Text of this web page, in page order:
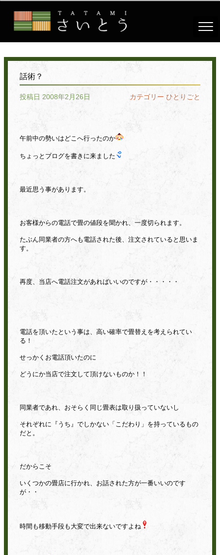
話術？
投稿日 2008年2月26日 カテゴリー ひとりごと
午前中の勢いはどこへ行ったのか
ちょっとブログを書きに来ました
最近思う事があります。
お客様からの電話で畳の値段を聞かれ、一度切られます。
たぶん同業者の方へも電話された後、注文されていると思いま
す。
再度、当店へ電話注文があればいいのですが・・・・・
電話を頂いたという事は、高い確率で畳替えを考えられてい
る！
せっかくお電話頂いたのに
どうにか当店で注文して頂けないものか！！
同業者であれ、おそらく同じ畳表は取り扱っていないし
それぞれに『うち』でしかない「こだわり」を持っているもの
だと。
だからこそ
いくつかの畳店に行かれ、お話された方が一番いいのです
が・・
時間も移動手段も大変で出来ないですよね